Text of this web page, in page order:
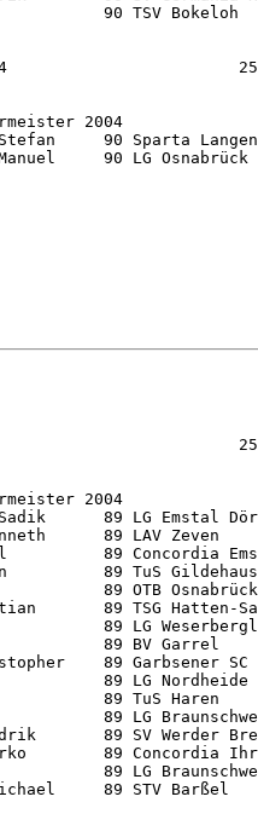
90 TSV
2004
90 Sparta
90 LG Osnabrück
2004
89 LG Emstal
89 LAV Zeven
89 Concordia
89 TuS
89 OTB
89 TSG Hatten-
89 LG
89 BV Garrel
89 Garbsener SC
89 LG
89 TuS Haren
89 LG
89 SV Werder
89 Concordia
89 LG
Michael     89 STV